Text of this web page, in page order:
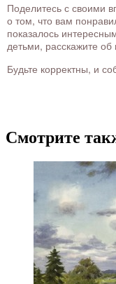
Поделитесь с своими
о том, что вам
показалось
детьми, расскажите об
Будьте корректны, и
Смотрите